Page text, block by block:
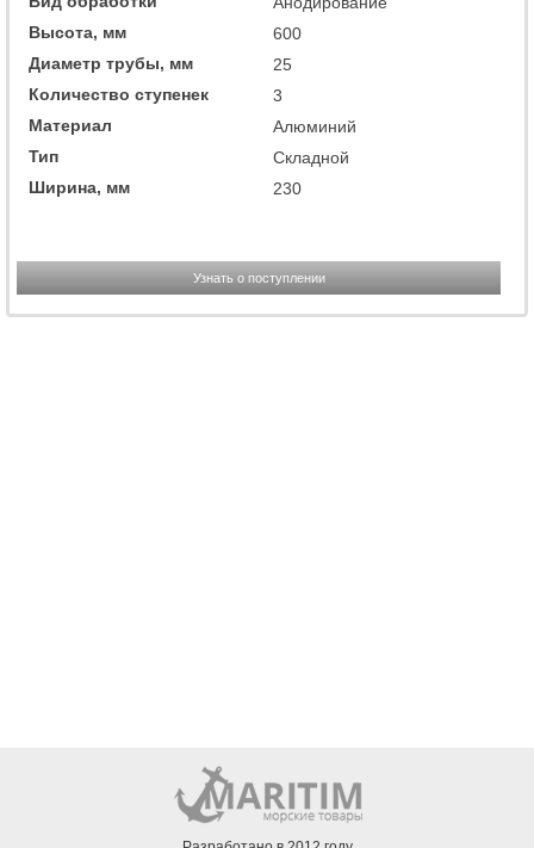
Высота, мм
600
Диаметр трубы, мм
25
Количество ступенек
3
Материал
Алюминий
Тип
Складной
Ширина, мм
230
Узнать о поступлении